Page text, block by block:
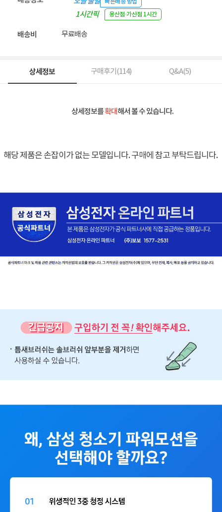
빠른배송 방법
1시간픽
용산점·가산점 1시간
배송비 무료배송
상세정보 구매후기(114) Q&A(5)
상세정보를확대해서 볼 수 있습니다.
해당 제품은 손잡이가 없는 모델입니다. 구매에 참고 부탁드립니다.